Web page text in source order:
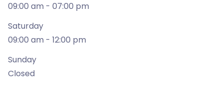
09:00 am - 07:00 pm
Saturday
09:00 am - 12:00 pm
Sunday
Closed